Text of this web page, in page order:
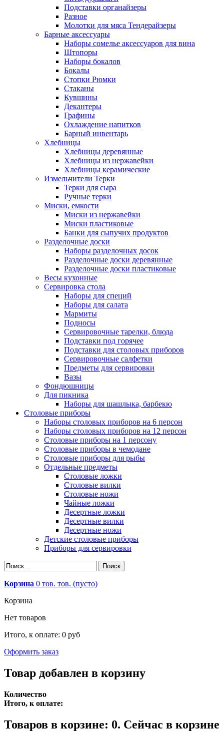
Подставки органайзеры
Разное
Молотки для мяса Тендерайзеры
Барные аксессуары
Наборы сомелье аксессуаров для вина
Штопоры
Наборы бокалов
Бокалы
Стопки Рюмки
Стаканы
Кувшины
Декантеры
Графины
Охлаждение напитков
Барный инвентарь
Хлебницы
Хлебницы деревянные
Хлебницы из нержавейки
Хлебницы керамические
Измельчители Терки
Терки для сыра
Ручные терки
Миски, емкости
Миски из нержавейки
Миски пластиковые
Банки для сыпучих продуктов
Разделочные доски
Наборы разделочных досок
Разделочные доски деревянные
Разделочные доски пластиковые
Весы кухонные
Сервировка стола
Наборы для специй
Наборы для салата
Мармиты
Подносы
Сервировочные тарелки, блюда
Подставки под горячее
Подставки для столовых приборов
Сервировочные салфетки
Предметы для сервировки
Вазы
Фондюшницы
Для пикника
Наборы для шашлыка, барбекю
Столовые приборы
Наборы столовых приборов на 6 персон
Наборы столовых приборов на 12 персон
Столовые приборы на 1 персону
Столовые приборы в чемодане
Столовые приборы для рыбы
Отдельные предметы
Столовые ложки
Столовые вилки
Столовые ножи
Чайные ложки
Десертные ложки
Десертные вилки
Десертные ножи
Детские столовые приборы
Приборы для сервировки
Корзина 0 тов. тов. (пусто)
Корзина
Нет товаров
Итого, к оплате: 0 руб
Оформить заказ
Товар добавлен в корзину
Количество
Итого, к оплате:
Товаров в корзине: 0. Сейчас в корзине